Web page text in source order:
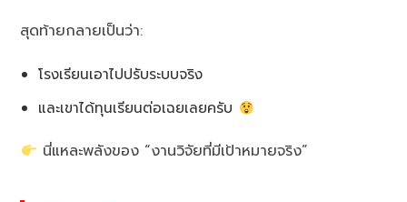
สุดท้ายกลายเป็นว่า:
โรงเรียนเอาไปปรับระบบจริง
และเขาได้ทุนเรียนต่อเฉยเลยครับ
นี่แหละพลังของ “งานวิจัยที่มีเป้าหมายจริง”